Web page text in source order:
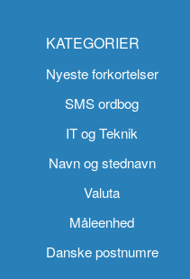
KATEGORIER
Nyeste forkortelser
SMS ordbog
IT og Teknik
Navn og stednavn
Valuta
Måleenhed
Danske postnumre